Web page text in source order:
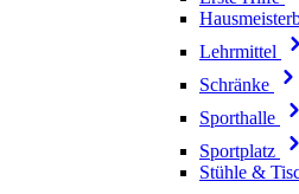
Lehrmittel
Schränke
Sporthalle
Sportplatz
Stühle &